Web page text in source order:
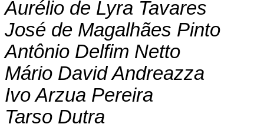
Aurélio de Lyra Tavares
José de Magalhães Pinto
Antônio Delfim Netto
Mário David Andreazza
Ivo Arzua Pereira
Tarso Dutra